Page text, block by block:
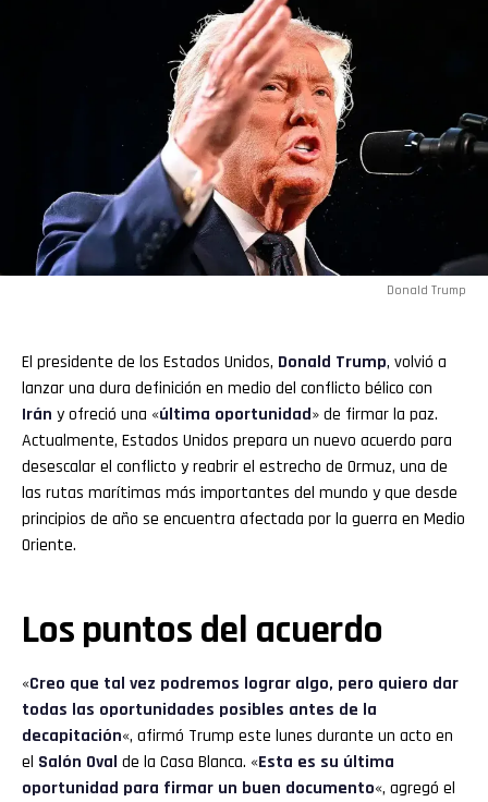
Donald Trump
El presidente de los Estados Unidos, Donald Trump, volvió a
lanzar una dura definición en medio del conflicto bélico con
Irán y ofreció una «última oportunidad» de firmar la paz.
Actualmente, Estados Unidos prepara un nuevo acuerdo para
desescalar el conflicto y reabrir el estrecho de Ormuz, una de
las rutas marítimas más importantes del mundo y que desde
principios de año se encuentra afectada por la guerra en Medio
Oriente.
Los puntos del acuerdo
«Creo que tal vez podremos lograr algo, pero quiero dar
todas las oportunidades posibles antes de la
decapitación«, afirmó Trump este lunes durante un acto en
el Salón Oval de la Casa Blanca. «Esta es su última
oportunidad para firmar un buen documento«, agregó el